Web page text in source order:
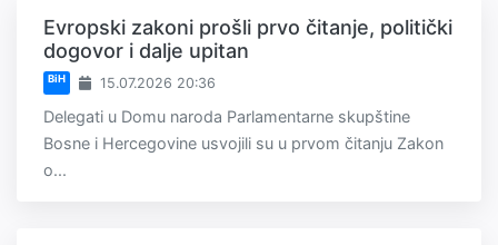
Evropski zakoni prošli prvo čitanje, politički
dogovor i dalje upitan
BiH 15.07.2026 20:36
Delegati u Domu naroda Parlamentarne skupštine
Bosne i Hercegovine usvojili su u prvom čitanju Zakon
o...